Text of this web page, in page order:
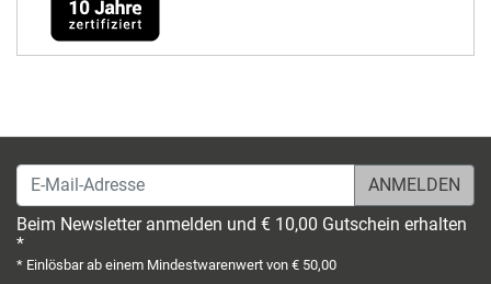
E-Mail-Adresse
Beim Newsletter anmelden und € 10,00 Gutschein erhalten
*
* Einlösbar ab einem Mindestwarenwert von € 50,00